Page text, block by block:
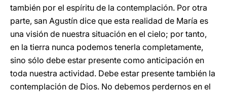
también por el espíritu de la contemplación. Por otra
parte, san Agustín dice que esta realidad de María es
una visión de nuestra situación en el cielo; por tanto,
en la tierra nunca podemos tenerla completamente,
sino sólo debe estar presente como anticipación en
toda nuestra actividad. Debe estar presente también la
contemplación de Dios. No debemos perdernos en el